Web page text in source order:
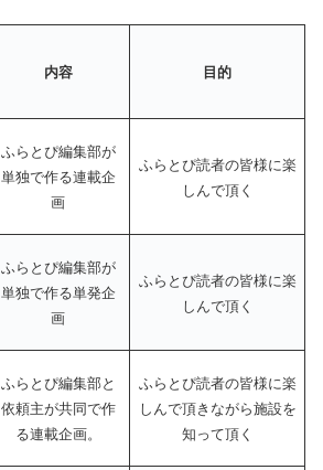
内容 目的
ふらとぴ編集部が
単独で作る連載企
画
ふらとぴ読者の皆様に楽
しんで頂く
ふらとぴ編集部が
単独で作る単発企
画
ふらとぴ読者の皆様に楽
しんで頂く
ふらとぴ編集部と
依頼主が共同で作
る連載企画。
ふらとぴ読者の皆様に楽
しんで頂きながら施設を
知って頂く